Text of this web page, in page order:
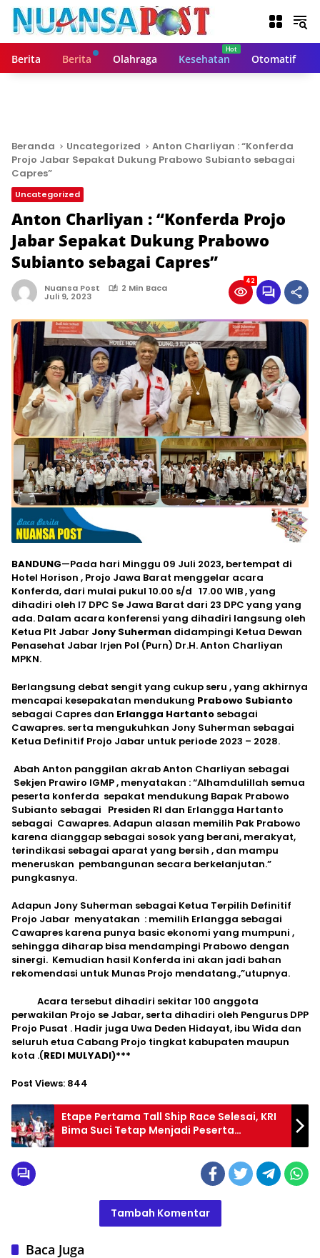
Berita Berita Olahraga Kesehatan Otomatif
Beranda Uncategorized
Anton Charliyan : “Konferda
Projo Jabar Sepakat Dukung Prabowo Subianto sebagai
Capres”
Uncategorized
Anton Charliyan : “Konferda Projo
Jabar Sepakat Dukung Prabowo
Subianto sebagai Capres”
Nuansa Post 2 Min Baca
Juli 9, 2023
42
BANDUNG—Pada hari Minggu 09 Juli 2023, bertempat di
Hotel Horison , Projo Jawa Barat menggelar acara
Konferda, dari mulai pukul 10.00 s/d 17.00 WIB , yang
dihadiri oleh I7 DPC Se Jawa Barat dari 23 DPC yang yang
ada. Dalam acara konferensi yang dihadiri langsung oleh
Ketua Plt Jabar Jony Suherman didampingi Ketua Dewan
Penasehat Jabar Irjen Pol (Purn) Dr.H. Anton Charliyan
MPKN.
Berlangsung debat sengit yang cukup seru , yang akhirnya
mencapai kesepakatan mendukung Prabowo Subianto
sebagai Capres dan Erlangga Hartanto sebagai
Cawapres. serta mengukuhkan Jony Suherman sebagai
Ketua Definitif Projo Jabar untuk periode 2023 – 2028.
Abah Anton panggilan akrab Anton Charliyan sebagai
Sekjen Prawiro IGMP , menyatakan : “Alhamdulillah semua
peserta konferda sepakat mendukung Bapak Prabowo
Subianto sebagai Presiden RI dan Erlangga Hartanto
sebagai Cawapres. Adapun alasan memilih Pak Prabowo
karena dianggap sebagai sosok yang berani, merakyat,
terindikasi sebagai aparat yang bersih , dan mampu
meneruskan pembangunan secara berkelanjutan.”
pungkasnya.
Adapun Jony Suherman sebagai Ketua Terpilih Definitif
Projo Jabar menyatakan : memilih Erlangga sebagai
Cawapres karena punya basic ekonomi yang mumpuni ,
sehingga diharap bisa mendampingi Prabowo dengan
sinergi. Kemudian hasil Konferda ini akan jadi bahan
rekomendasi untuk Munas Projo mendatang.,”utupnya.
Acara tersebut dihadiri sekitar 100 anggota
perwakilan Projo se Jabar, serta dihadiri oleh Pengurus DPP
Projo Pusat . Hadir juga Uwa Deden Hidayat, ibu Wida dan
seluruh etua Cabang Projo tingkat kabupaten maupun
kota .(REDI MULYADI)***
Post Views: 844
Etape Pertama Tall Ship Race Selesai, KRI
Bima Suci Tetap Menjadi Peserta
Spektakuler
Tambah Komentar
Baca Juga